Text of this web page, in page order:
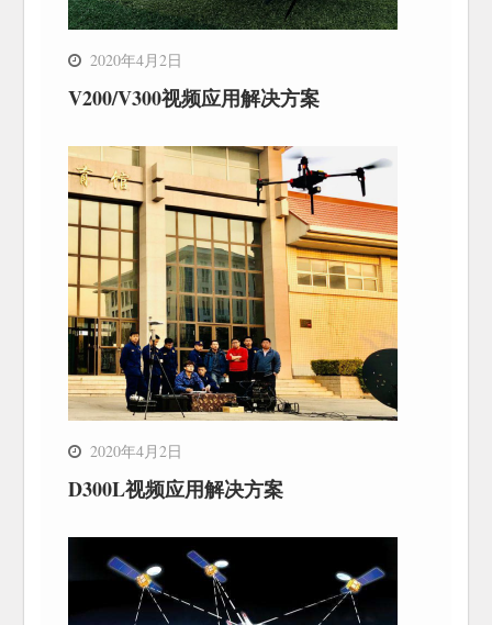
2020年4月2日
V200/V300视频应用解决方案
2020年4月2日
D300L视频应用解决方案